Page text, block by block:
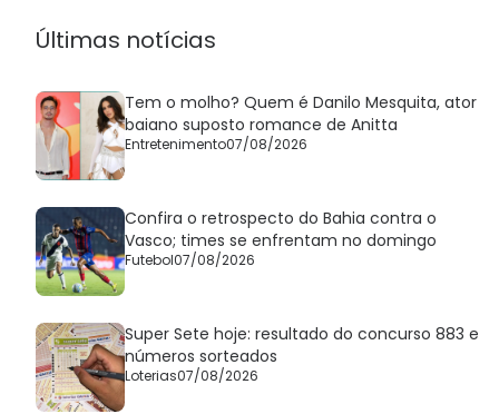
Últimas notícias
Tem o molho? Quem é Danilo Mesquita, ator
baiano suposto romance de Anitta
Entretenimento07/08/2026
Confira o retrospecto do Bahia contra o
Vasco; times se enfrentam no domingo
Futebol07/08/2026
Super Sete hoje: resultado do concurso 883 e
números sorteados
Loterias07/08/2026